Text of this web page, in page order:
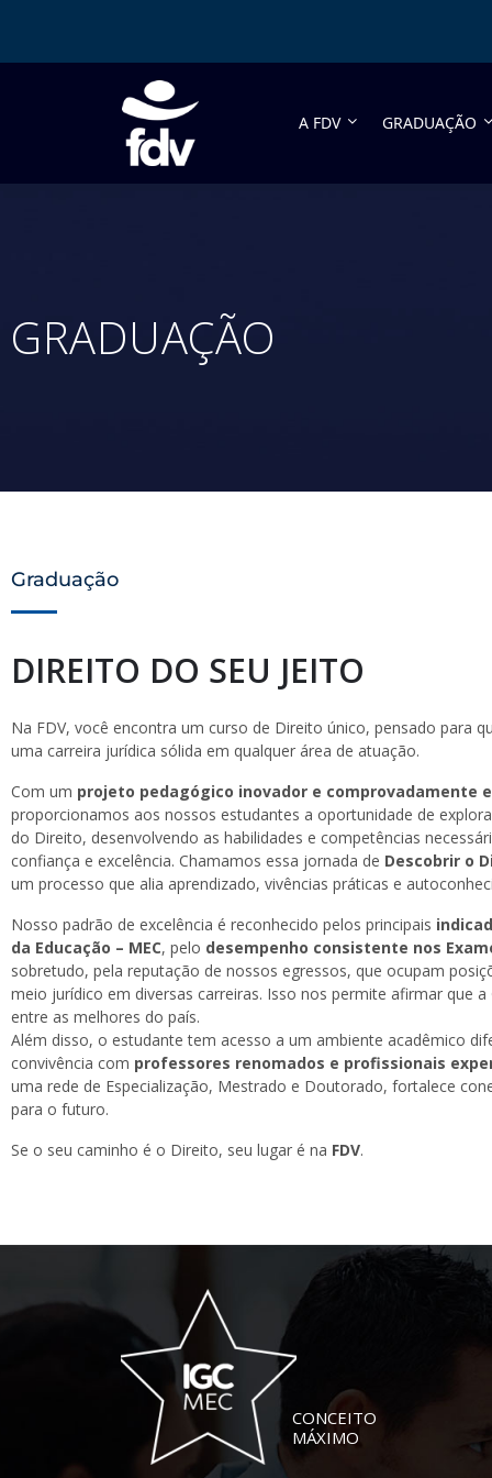
A FDV GRADUAÇÃO
GRADUAÇÃO
DIREITO DO SEU JEITO
Graduação
Na FDV, você encontra um curso de Direito único, pensado para
uma carreira jurídica sólida em qualquer área de atuação.
Com um projeto pedagógico inovador e comprovadamente
proporcionamos aos nossos estudantes a oportunidade de
do Direito, desenvolvendo as habilidades e competências
confiança e excelência. Chamamos essa jornada de Descobrir o
um processo que alia aprendizado, vivências práticas e
Nosso padrão de excelência é reconhecido pelos principais
da Educação – MEC, pelo desempenho consistente nos
sobretudo, pela reputação de nossos egressos, que ocupam
meio jurídico em diversas carreiras. Isso nos permite afirmar que a
entre as melhores do país.
Além disso, o estudante tem acesso a um ambiente acadêmico
convivência com professores renomados e profissionais
uma rede de Especialização, Mestrado e Doutorado, fortalece
para o futuro.
Se o seu caminho é o Direito, seu lugar é na FDV.
CONCEITO
MÁXIMO